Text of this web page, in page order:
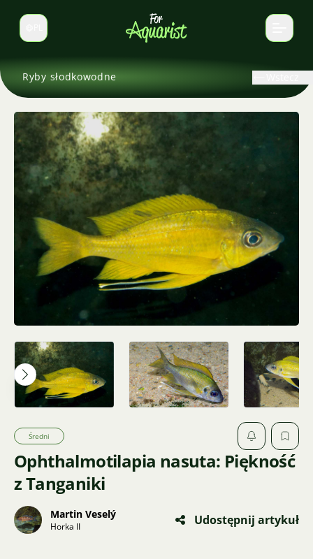
Zmień język
Ryby słodkowodne
Ophthalmotilapia nasuta: Piękność
z Tanganiki
Średni
Martin Veselý
Horka II Udostępnij artykuł